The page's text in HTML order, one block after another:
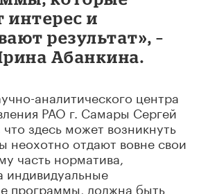
и
результат», –
Абанкина.
аналитического центра
РАО г. Самары Сергей
здесь может возникнуть
неохотно отдают вовне свои
часть норматива,
индивидуальные
программы, должна быть